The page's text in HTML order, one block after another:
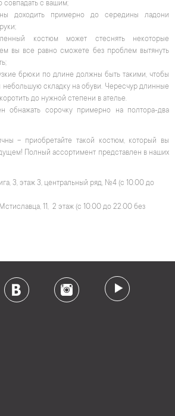
с вашим;
доходить примерно до середины ладони
костюм может стеснять некоторые
вы все равно сможете без проблем вытянуть
брюки по длине должны быть такими, чтобы
небольшую складку на обуви. Чересчур длинные
до нужной степени в ателье.
обнажать сорочку примерно на полтора-два
– приобретайте такой костюм, который вы
Полный ассортимент представлен в наших
3, этаж 3, центральный ряд, №4 (с 10.00 до
11, 2 этаж (с 10.00 до 22.00 без